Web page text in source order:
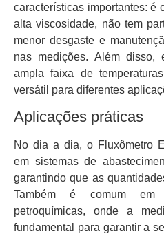
características importantes: é
alta viscosidade, não tem
menor desgaste e
nas medições. Além disso,
ampla faixa de
versátil para diferentes
Aplicações práticas
No dia a dia, o Fluxômetro
em sistemas de
garantindo que as
Também é comum em
petroquímicas, onde a
fundamental para garantir a